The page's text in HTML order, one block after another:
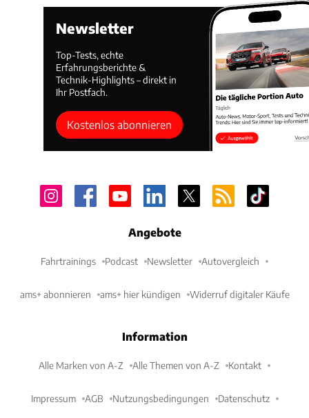
Newsletter
Top-Tests, echte
Erfahrungsberichte &
Technik-Highlights – direkt in
Ihr Postfach.
Kostenlos abonnieren
Angebote
Fahrtrainings Podcast Newsletter Autovergleich
ams+ abonnieren ams+ hier kündigen Widerruf digitaler Käufe
Information
Alle Marken von A-Z Alle Themen von A-Z Kontakt
Impressum AGB Nutzungsbedingungen Datenschutz